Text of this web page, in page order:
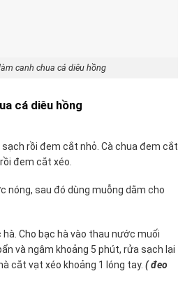
canh chua cá diêu hồng
cá diêu hồng
rồi đem cắt nhỏ. Cà chua đem cắt
đem cắt xéo.
nóng, sau đó dùng muỗng dằm cho
Cho bạc hà vào thau nước muối
và ngâm khoảng 5 phút, rửa sạch lại
cắt vạt xéo khoảng 1 lóng tay. ( đeo